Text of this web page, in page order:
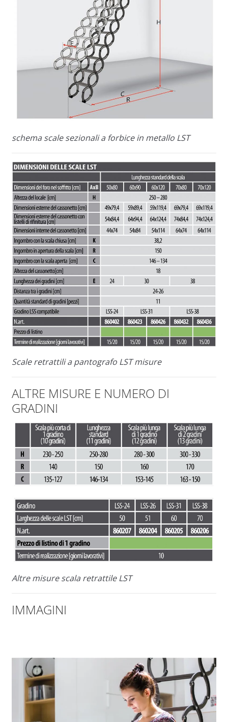
schema scale sezionali a forbice in metallo LST
Scale retrattili a pantografo LST misure
ALTRE MISURE E NUMERO DI
GRADINI
Altre misure scala retrattile LST
IMMAGINI